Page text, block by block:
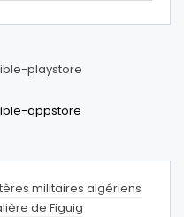
militaires algériens
de Figuig